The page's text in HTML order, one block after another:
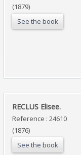
(1879)
See the book
‎RECLUS Elisee. ‎
Reference : 24610
(1876)
See the book